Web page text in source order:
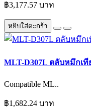
฿3,177.57 บาท
หยิบใส่ตะกร้า
MLT-D307L ตลับหมึกเที
Compatible ML..
฿1,682.24 บาท